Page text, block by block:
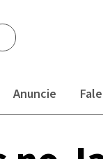
Anuncie